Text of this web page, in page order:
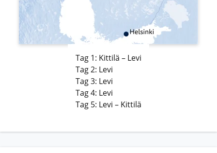
Tag 1: Kittilä – Levi
Tag 2: Levi
Tag 3: Levi
Tag 4: Levi
Tag 5: Levi – Kittilä